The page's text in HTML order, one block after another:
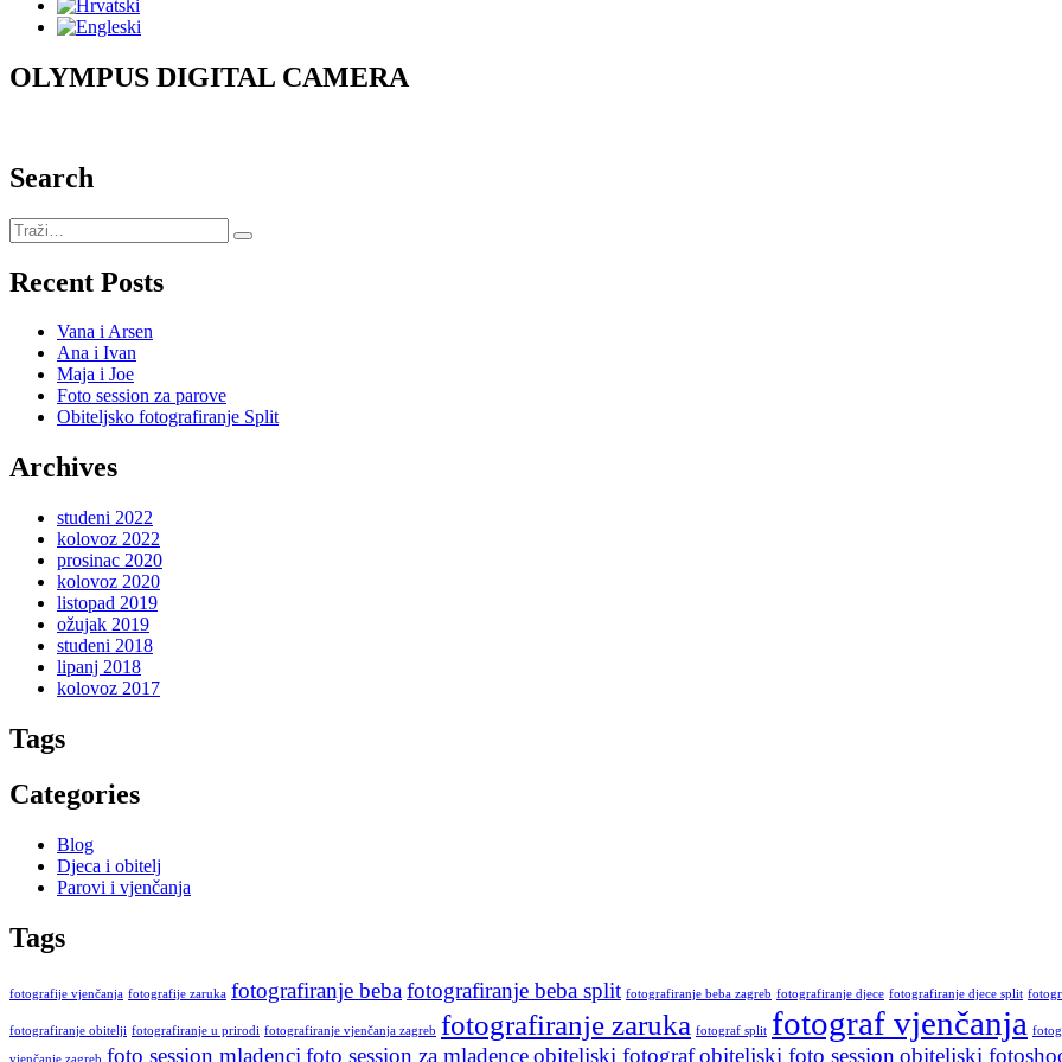
OLYMPUS DIGITAL CAMERA
Search
Recent Posts
Vana i Arsen
Ana i Ivan
Maja i Joe
Foto session za parove
Obiteljsko fotografiranje Split
Archives
studeni 2022
kolovoz 2022
prosinac 2020
kolovoz 2020
listopad 2019
ožujak 2019
studeni 2018
lipanj 2018
kolovoz 2017
Tags
Categories
Blog
Djeca i obitelj
Parovi i vjenčanja
Tags
fotografije vjenčanja fotografije zaruka fotografiranje bebafotografiranje beba split fotografiranje beba zagreb fotografiranje djece fotografiranje djece split
fotografiranje obitelji fotografiranje u prirodi fotografiranje vjenčanja zagreb fotografiranje zaruka fotograf split fotograf vjenčanja
vjenčanje zagreb foto session mladenci foto session za mladenceobiteljski fotografobiteljski foto session obiteljski